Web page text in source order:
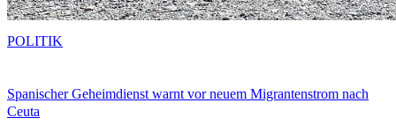
Spanischer Geheimdienst warnt vor neuem Migrantenstrom nach
Ceuta
POLITIK